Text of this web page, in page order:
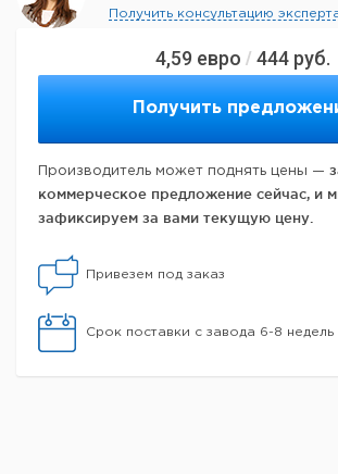
4,59 евро / 444 руб.
Получить
Производитель может поднять цены —
коммерческое предложение сейчас, и
зафиксируем за вами текущую цену.
Привезем под заказ
Срок поставки с завода 6-8 недель
Получить консультацию